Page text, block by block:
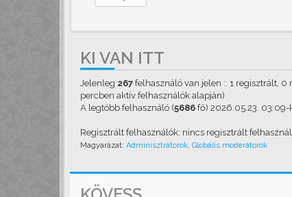
KI VAN ITT
Jelenleg 267 felhasználó van jelen :: 1 regisztrált,
percben aktív felhasználók alapján)
A legtöbb felhasználó (5686 fő) 2026.05.23. 03:09-
Regisztrált felhasználók: nincs regisztrált
Magyarázat: Adminisztrátorok, Globális moderátorok